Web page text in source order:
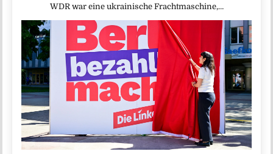
WDR war eine ukrainische Frachtmaschine,…